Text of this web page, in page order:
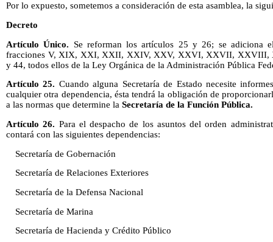
Por lo expuesto, sometemos a consideración de esta asamblea, la
Decreto
Artículo Único. Se reforman los artículos 25 y 26; se adiciona
fracciones V, XIX, XXI, XXII, XXIV, XXV, XXVI, XXVII,
y 44, todos ellos de la Ley Orgánica de la Administración Pública
Artículo 25. Cuando alguna Secretaría de Estado necesite
cualquier otra dependencia, ésta tendrá la obligación de
a las normas que determine la Secretaría de la Función Pública.
Artículo 26. Para el despacho de los asuntos del orden
contará con las siguientes dependencias:
Secretaría de Gobernación
Secretaría de Relaciones Exteriores
Secretaría de la Defensa Nacional
Secretaría de Marina
Secretaría de Hacienda y Crédito Público